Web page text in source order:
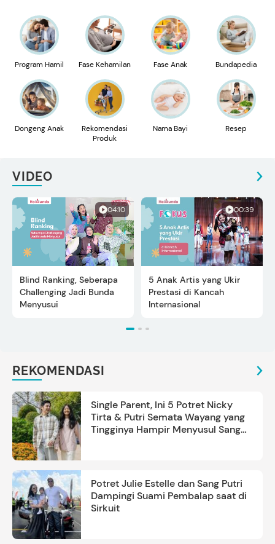
Program Hamil Fase Kehamilan Fase Anak Bundapedia
Dongeng Anak
Rekomendasi
Produk
Nama Bayi Resep
VIDEO
04:10
Blind Ranking, Seberapa
Challenging Jadi Bunda
Menyusui
00:39
5 Anak Artis yang Ukir
Prestasi di Kancah
Internasional
REKOMENDASI
Single Parent, Ini 5 Potret Nicky
Tirta & Putri Semata Wayang yang
Tingginya Hampir Menyusul Sang
Potret Julie Estelle dan Sang Putri
Dampingi Suami Pembalap saat di
Sirkuit